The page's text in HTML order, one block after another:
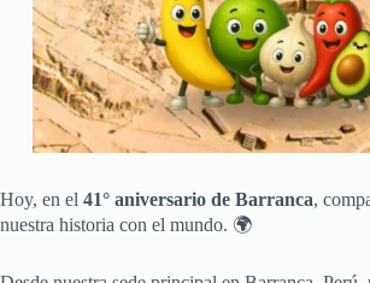
Hoy, en el 41° aniversario de Barranca,
nuestra historia con el mundo. 🌍